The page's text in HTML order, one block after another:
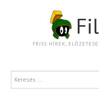
FRISS HÍREK,